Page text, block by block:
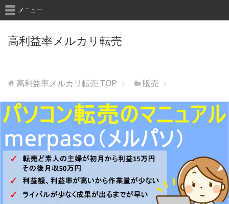
高利益率メルカリ転売
メニュー
高利益率メルカリ転売 TOP 販売